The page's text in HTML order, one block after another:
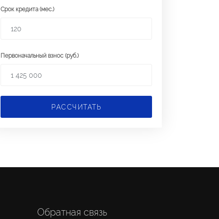
Срок кредита (мес.)
Первоначальный взнос (руб.)
РАССЧИТАТЬ
Обратная связь